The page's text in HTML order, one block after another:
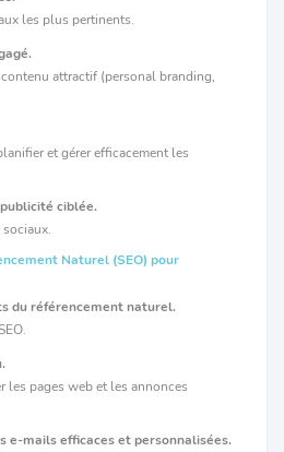
les plus pertinents.
attractif (personal branding,
et gérer efficacement les
ciblée.
Naturel (SEO) pour
du référencement naturel.
les pages web et les annonces
e-mails efficaces et personnalisées.